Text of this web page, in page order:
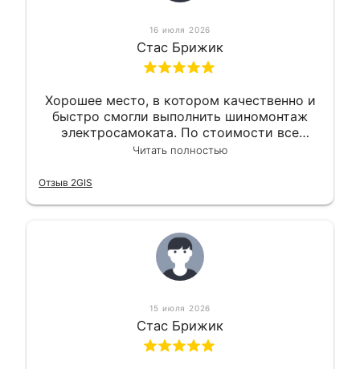
16 июля 2026
Стас Брижик
Хорошее место, в котором качественно и
быстро смогли выполнить шиномонтаж
электросамоката. По стоимости все
вышло вообще приемлемо хочу сказать.
Читать полностью
Отзыв 2GIS
15 июля 2026
Стас Брижик